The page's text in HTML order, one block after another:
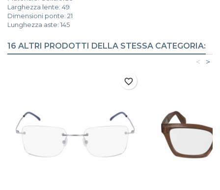
Larghezza lente: 49
Dimensioni ponte: 21
Lunghezza aste: 145
16 ALTRI PRODOTTI DELLA STESSA CATEGORIA:
>
<
favorite_border